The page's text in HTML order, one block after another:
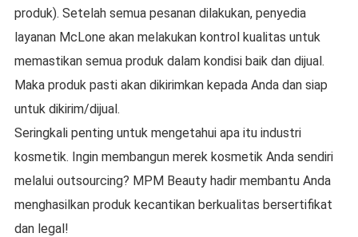
produk). Setelah semua pesanan dilakukan, penyedia
layanan McLone akan melakukan kontrol kualitas untuk
memastikan semua produk dalam kondisi baik dan dijual.
Maka produk pasti akan dikirimkan kepada Anda dan siap
untuk dikirim/dijual.
Seringkali penting untuk mengetahui apa itu industri
kosmetik. Ingin membangun merek kosmetik Anda sendiri
melalui outsourcing? MPM Beauty hadir membantu Anda
menghasilkan produk kecantikan berkualitas bersertifikat
dan legal!